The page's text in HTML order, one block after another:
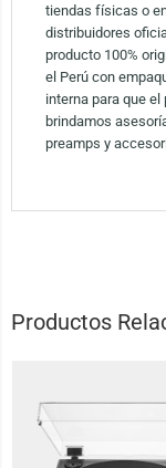
tiendas físicas o
distribuidores
producto 100%
el Perú con
interna para que
brindamos
preamps y
Productos